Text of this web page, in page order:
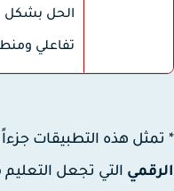
الحل بشكل
تفاعلي
هذه التطبيقات جزءاً
التي تجعل التعليم